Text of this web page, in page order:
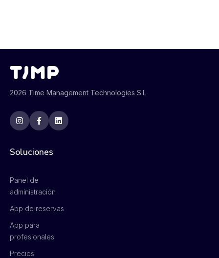
2026 Time Management Technologies S.L
Soluciones
Panel de
administración
App de reservas
App para
profesionales
Precios